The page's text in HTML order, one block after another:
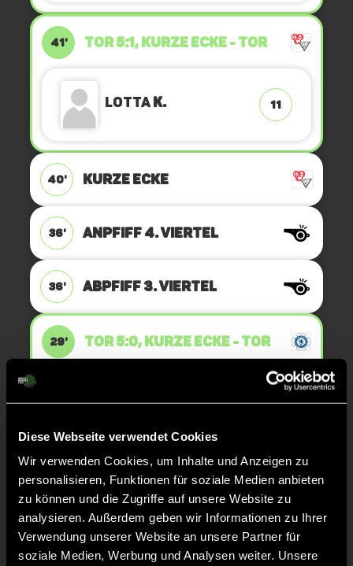
Diese Webseite verwendet Cookies
Wir verwenden Cookies, um Inhalte und Anzeigen zu
personalisieren, Funktionen für soziale Medien anbieten
zu können und die Zugriffe auf unsere Website zu
analysieren. Außerdem geben wir Informationen zu Ihrer
Verwendung unserer Website an unsere Partner für
soziale Medien, Werbung und Analysen weiter. Unsere
41' TOR 5:1, KURZE ECKE - TOR
LottaK. 11
40' KURZE ECKE
36' ANPFIFF 4. Viertel
36' ABPFIFF 3. Viertel
29' TOR 5:0, KURZE ECKE - TOR
ClaraS. 10
28' KURZE ECKE
24' ANPFIFF 3. Viertel